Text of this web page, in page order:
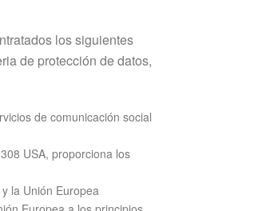
los siguientes
de protección de datos,
de comunicación social
USA, proporciona los
la Unión Europea